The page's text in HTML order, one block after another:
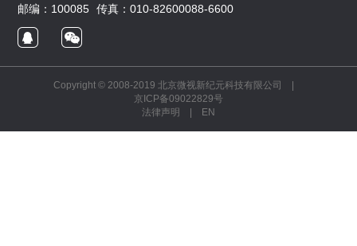
邮编：100085 传真：010-82600088-6600
Copyright © 2008-2019 北京微视新纪元科技有限公司 |
京ICP备09022829号
法律声明 | EN